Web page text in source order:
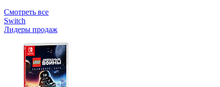
Смотреть все
Switch
Лидеры продаж